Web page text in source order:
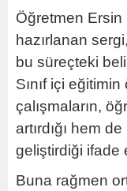
Öğretmen Ersin
hazırlanan
bu süreçteki
Sınıf içi
çalışmaların,
artırdığı hem
geliştirdiği ifade
Buna rağmen